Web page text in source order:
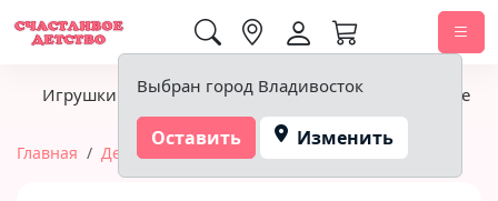
Выбран город Владивосток
Оставить Изменить
Игрушки Детское питание Подгузники, гигиена
Главная Детское питание Чай